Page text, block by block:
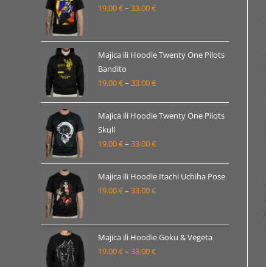
do
19.00€– 33.00€Raspon
od
19.00 €
33.00 €
Majica ili Hoodie Twenty One Pilots
Bandito
19.00€– 33.00€Raspon
od
do
Majica ili Hoodie Twenty One Pilots
Skull
19.00€– 33.00€Raspon
od
19.00 €
Majica ili Hoodie Itachi Uchiha Pose
19.00€– 33.00€Raspon
od
19.00 €
do
Majica ili Hoodie Goku & Vegeta
19.00€– 33.00€Raspon